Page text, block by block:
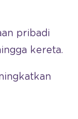
pribadi
kereta.